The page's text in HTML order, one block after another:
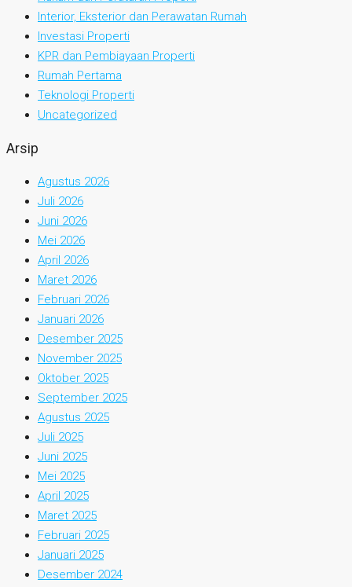
Interior, Eksterior dan Perawatan Rumah
Investasi Properti
KPR dan Pembiayaan Properti
Rumah Pertama
Teknologi Properti
Uncategorized
Arsip
Agustus 2026
Juli 2026
Juni 2026
Mei 2026
April 2026
Maret 2026
Februari 2026
Januari 2026
Desember 2025
November 2025
Oktober 2025
September 2025
Agustus 2025
Juli 2025
Juni 2025
Mei 2025
April 2025
Maret 2025
Februari 2025
Januari 2025
Desember 2024